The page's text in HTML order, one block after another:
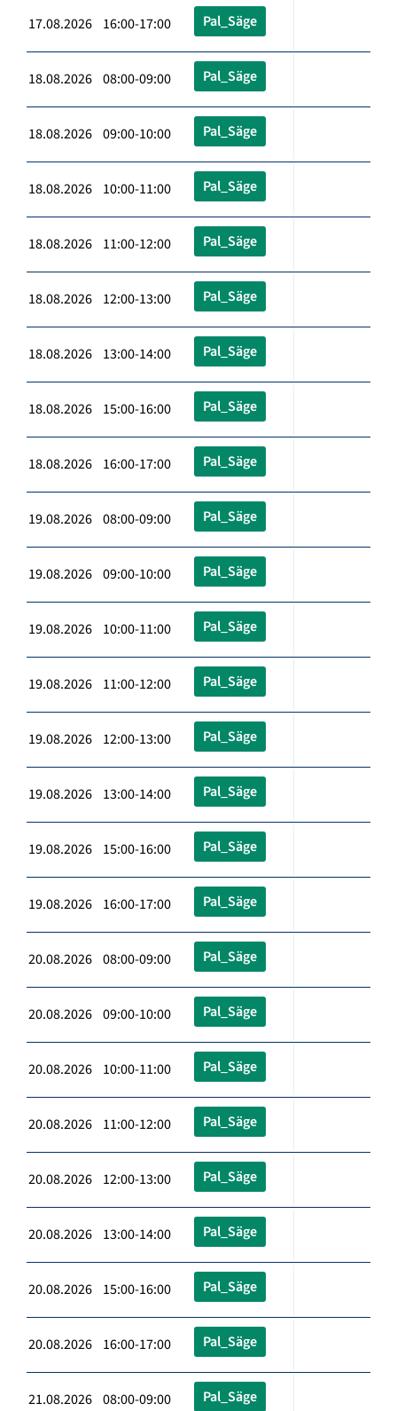
17.08.2026 16:00-17:00 Pal_Säge
18.08.2026 08:00-09:00 Pal_Säge
18.08.2026 09:00-10:00 Pal_Säge
18.08.2026 10:00-11:00 Pal_Säge
18.08.2026 11:00-12:00 Pal_Säge
18.08.2026 12:00-13:00 Pal_Säge
18.08.2026 13:00-14:00 Pal_Säge
18.08.2026 15:00-16:00 Pal_Säge
18.08.2026 16:00-17:00 Pal_Säge
19.08.2026 08:00-09:00 Pal_Säge
19.08.2026 09:00-10:00 Pal_Säge
19.08.2026 10:00-11:00 Pal_Säge
19.08.2026 11:00-12:00 Pal_Säge
19.08.2026 12:00-13:00 Pal_Säge
19.08.2026 13:00-14:00 Pal_Säge
19.08.2026 15:00-16:00 Pal_Säge
19.08.2026 16:00-17:00 Pal_Säge
20.08.2026 08:00-09:00 Pal_Säge
20.08.2026 09:00-10:00 Pal_Säge
20.08.2026 10:00-11:00 Pal_Säge
20.08.2026 11:00-12:00 Pal_Säge
20.08.2026 12:00-13:00 Pal_Säge
20.08.2026 13:00-14:00 Pal_Säge
20.08.2026 15:00-16:00 Pal_Säge
20.08.2026 16:00-17:00 Pal_Säge
21.08.2026 08:00-09:00 Pal_Säge